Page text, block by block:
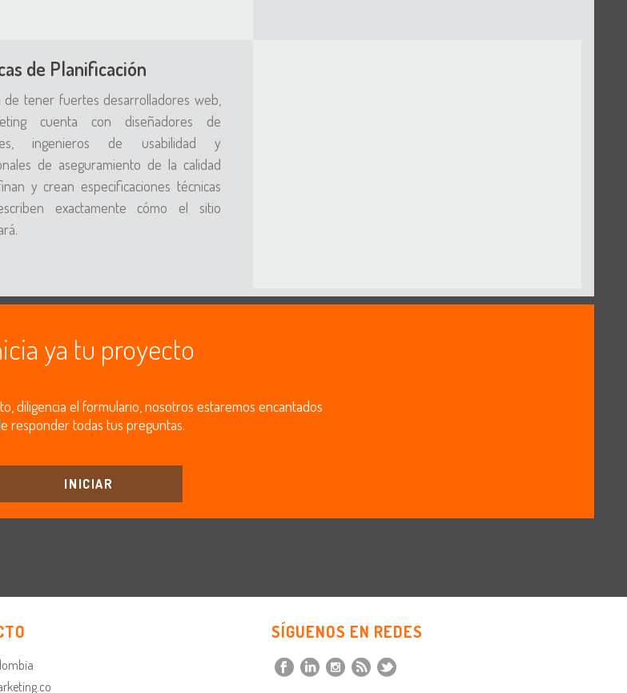
de Planificación
de tener fuertes desarrolladores web,
cuenta con diseñadores de
ingenieros de usabilidad y
de aseguramiento de la calidad
y crean especificaciones técnicas
exactamente cómo el sitio
ya tu proyecto
diligencia el formulario, nosotros estaremos encantados
responder todas tus preguntas.
INICIAR
SÍGUENOS EN REDES